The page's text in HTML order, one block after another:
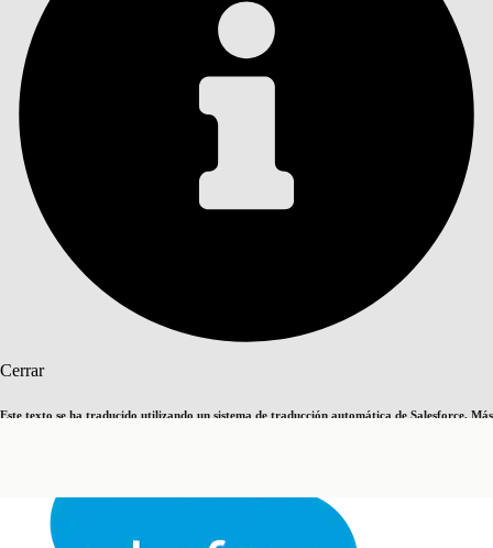
Cerrar
Este texto se ha traducido utilizando un sistema de traducción automática de Salesforce. Más
Índice de materias
ÍNDICE DE MATERIAS
Buscar